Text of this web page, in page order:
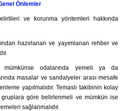
Önlemler
ve korunma yöntemleri hakkında
hazırlanan ve yayımlanan rehber ve
odalarında yemeli ya da
masalar ve sandalyeler arası mesafe
yapılmalıdır. Temaslı takibinin kolay
göre belirlenmeli ve mümkün ise
sağlanmalıdır.